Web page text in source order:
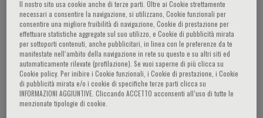
Mihai Gheorghiade
Participaciones del ponente
Il nostro sito usa cookie anche di terze parti. Oltre ai Cookie strettamente
necessari a consentire la navigazione, si utilizzano, Cookie funzionali per
consentire una migliore fruibilità di navigazione, Cookie di prestazione per
effettuare statistiche aggregate sul suo utilizzo, e Cookie di pubblicità mirata
per sottoporti contenuti, anche pubblicitari, in linea con le preferenze da te
manifestate nell‘ambito della navigazione in rete su questo e su altri siti ed
automaticamente rilevate (profilazione). Se vuoi saperne di più clicca su
Cookie policy. Per inibire i Cookie funzionali, i Cookie di prestazione, i Cookie
di pubblicità mirata e/o i cookie di specifiche terze parti clicca su
INFORMAZIONI AGGIUNTIVE. Cliccando ACCETTO acconsenti all’uso di tutte le
menzionate tipologie di cookie.